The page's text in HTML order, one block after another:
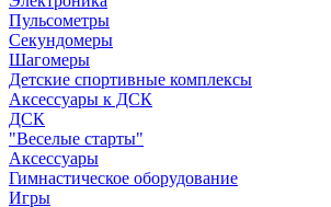
Пульсометры
Секундомеры
Шагомеры
Детские спортивные комплексы
Аксессуары к ДСК
ДСК
"Веселые старты"
Аксессуары
Гимнастическое оборудование
Игры